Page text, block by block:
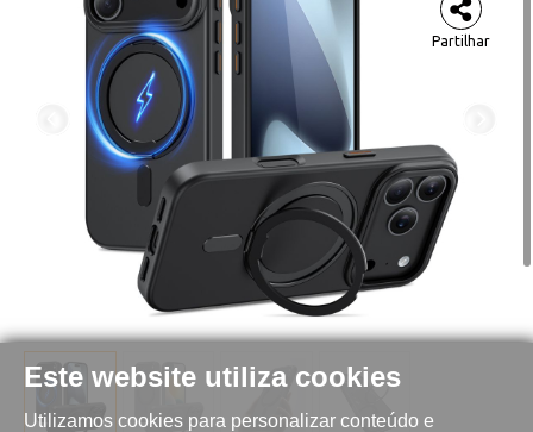
Este website utiliza cookies
Utilizamos cookies para personalizar conteúdo e
Partilhar